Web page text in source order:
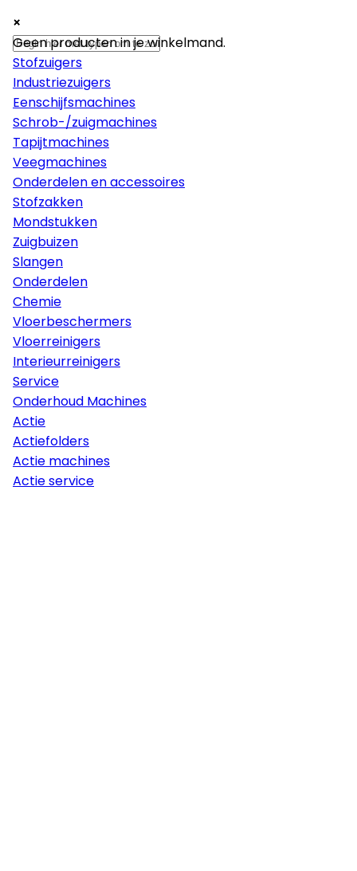
×
Machines
Stofzuigers
Industriezuigers
Eenschijfsmachines
Schrob-/zuigmachines
Tapijtmachines
Veegmachines
Onderdelen en accessoires
Stofzakken
Mondstukken
Zuigbuizen
Slangen
Onderdelen
Chemie
Vloerbeschermers
Vloerreinigers
Interieurreinigers
Service
Onderhoud Machines
Actie
Actiefolders
Actie machines
Actie service
×
×
Geen producten in je winkelmand.